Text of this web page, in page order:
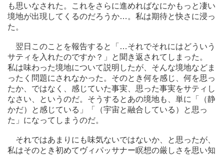
も思いなされた。これをさらに進めればなにかもっと凄い
境地が出現してくるのだろうか…。私は期待と快さに浸っ
た。
翌日このことを報告すると「…それでそれにはどういう
サティを入れたのですか？」と聞き返されてしまった。
私は味わった境地について説明したが、そんな境地などま
ったく問題にされなかった。そのとき何を感じ、何を思っ
たか、ではなく、感じていた事実、思った事実をサティし
なさい、というのだ。そうするとあの境地も、単に「（静
かだ）と感じている」「（宇宙と融合している）と思っ
た」になってしまうのだ。
それではあまりにも味気ないではないか、と思ったが、
私はそのとき初めてヴィパッサナー瞑想の厳しさを思い知